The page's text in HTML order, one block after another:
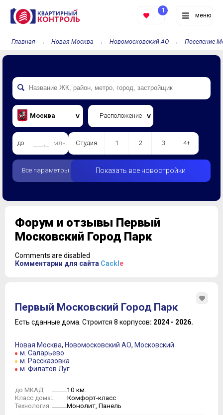
меню
1
Главная Новая Москва Новомосковский АО Поселение
Москва Расположение
до млн. Студия 1 2 3 4+
Все параметры Показать все новостройки
Форум и отзывы Первый
Московский Город Парк
Comments are disabled
Комментарии для сайта Cackl e
Первый Московский Город Парк
Есть сданные дома. Строится 8 корпусов: 2024 - 2026.
Новая Москва, Новомосковский АО, Московский
м. Саларьево
м. Рассказовка
м. Филатов Луг
до МКАД: 10 км.
Класс дома: Комфорт-класс
Технология: Монолит, Панель